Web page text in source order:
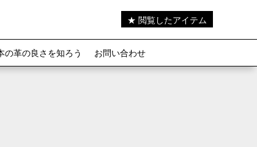
★ 閲覧したアイテム
の革の良さを知ろう お問い合わせ